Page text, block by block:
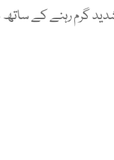
گرم رہنے کے